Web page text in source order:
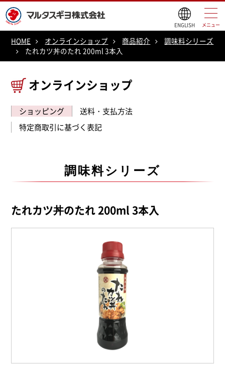
ENGLISH メニュー
HOME オンラインショップ 商品紹介
調味料シリーズ
たれカツ丼のたれ 200ml 3本入
オンラインショップ
ショッピング
送料・支払方法
特定商取引に基づく表記
調味料シリーズ
たれカツ丼のたれ 200ml 3本入